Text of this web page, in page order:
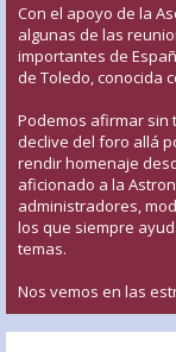
Con el apoyo de la
algunas de las
importantes de
de Toledo, conocida
Podemos afirmar sin
declive del foro allá
rendir homenaje
aficionado a la
administradores,
los que siempre
temas.
Nos vemos en las